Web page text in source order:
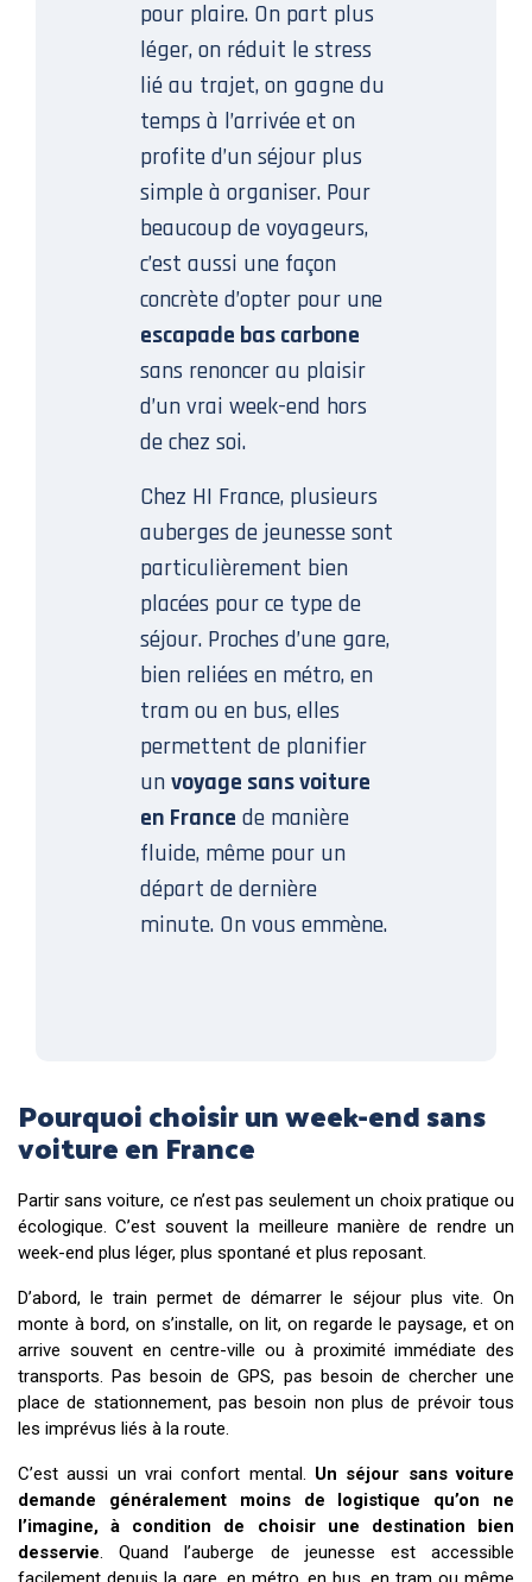
pour plaire. On part plus
léger, on réduit le stress
lié au trajet, on gagne du
temps à l’arrivée et on
profite d’un séjour plus
simple à organiser. Pour
beaucoup de voyageurs,
c’est aussi une façon
concrète d’opter pour une
escapade bas carbone
sans renoncer au plaisir
d’un vrai week-end hors
de chez soi.
Chez HI France, plusieurs
auberges de jeunesse sont
particulièrement bien
placées pour ce type de
séjour. Proches d’une gare,
bien reliées en métro, en
tram ou en bus, elles
permettent de planifier
unvoyage sans voiture
en France de manière
fluide, même pour un
départ de dernière
minute. On vous emmène.
Pourquoi choisir un week-end sans
voiture en France
Partir sans voiture, ce n’est pas seulement un choix pratique ou
écologique. C’est souvent la meilleure manière de rendre un
week-end plus léger, plus spontané et plus reposant.
D’abord, le train permet de démarrer le séjour plus vite. On
monte à bord, on s’installe, on lit, on regarde le paysage, et on
arrive souvent en centre-ville ou à proximité immédiate des
transports. Pas besoin de GPS, pas besoin de chercher une
place de stationnement, pas besoin non plus de prévoir tous
les imprévus liés à la route.
C’est aussi un vrai confort mental. Un séjour sans voiture
demande généralement moins de logistique qu’on ne
l’imagine, à condition de choisir une destination bien
desservie . Quand l’auberge de jeunesse est accessible